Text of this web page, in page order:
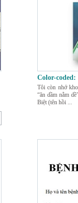
Color-
Tôi còn nhớ
“ăn dầm nằm
Biệt (tên hồi